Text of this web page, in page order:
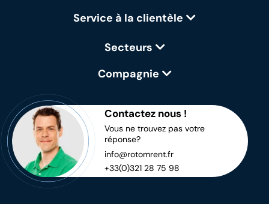
Service à la clientèle
Secteurs
Compagnie
Contactez nous !
Vous ne trouvez pas votre
réponse?
info@rotomrent.fr
+33(0)321 28 75 98